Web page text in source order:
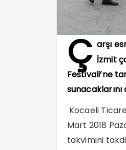
Ç arşı
İzmit
Festivali’ne
sunacaklarını
Kocaeli
Mart 2018
takvimini